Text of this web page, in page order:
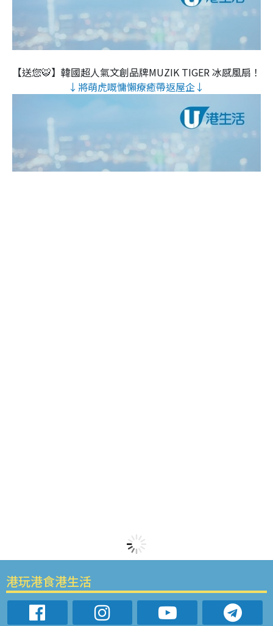
【送您🐯】韓國超人氣文創品牌MUZIK TIGER 冰感風扇！
↓將萌虎嘅慵懶療癒帶返屋企↓
港玩港食港生活